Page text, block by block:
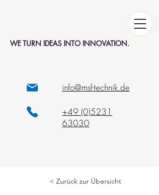
WE TURN IDEAS INTO INNOVATION.
info@msf-technik.de
+49 (0)5231
63030
< Zurück zur Übersicht